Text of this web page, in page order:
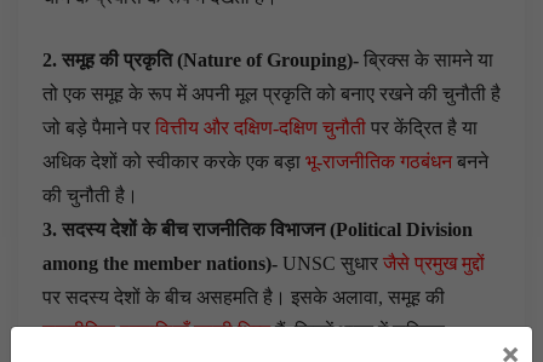
2. समूह की प्रकृति (Nature of Grouping)- ब्रिक्स के सामने या
तो एक समूह के रूप में अपनी मूल प्रकृति को बनाए रखने की चुनौती है
जो बड़े पैमाने पर वित्तीय और दक्षिण-दक्षिण चुनौती पर केंद्रित है या
अधिक देशों को स्वीकार करके एक बड़ा भू-राजनीतिक गठबंधन बनने
की चुनौती है।
3. सदस्य देशों के बीच राजनीतिक विभाजन (Political Division
among the member nations)- UNSC सुधार जैसे प्रमुख मुद्दों
पर सदस्य देशों के बीच असहमति है। इसके अलावा, समूह की
राजनीतिक प्रणालियाँ काफी भिन्नहैं, जिनमें भारत में सक्रिय
×